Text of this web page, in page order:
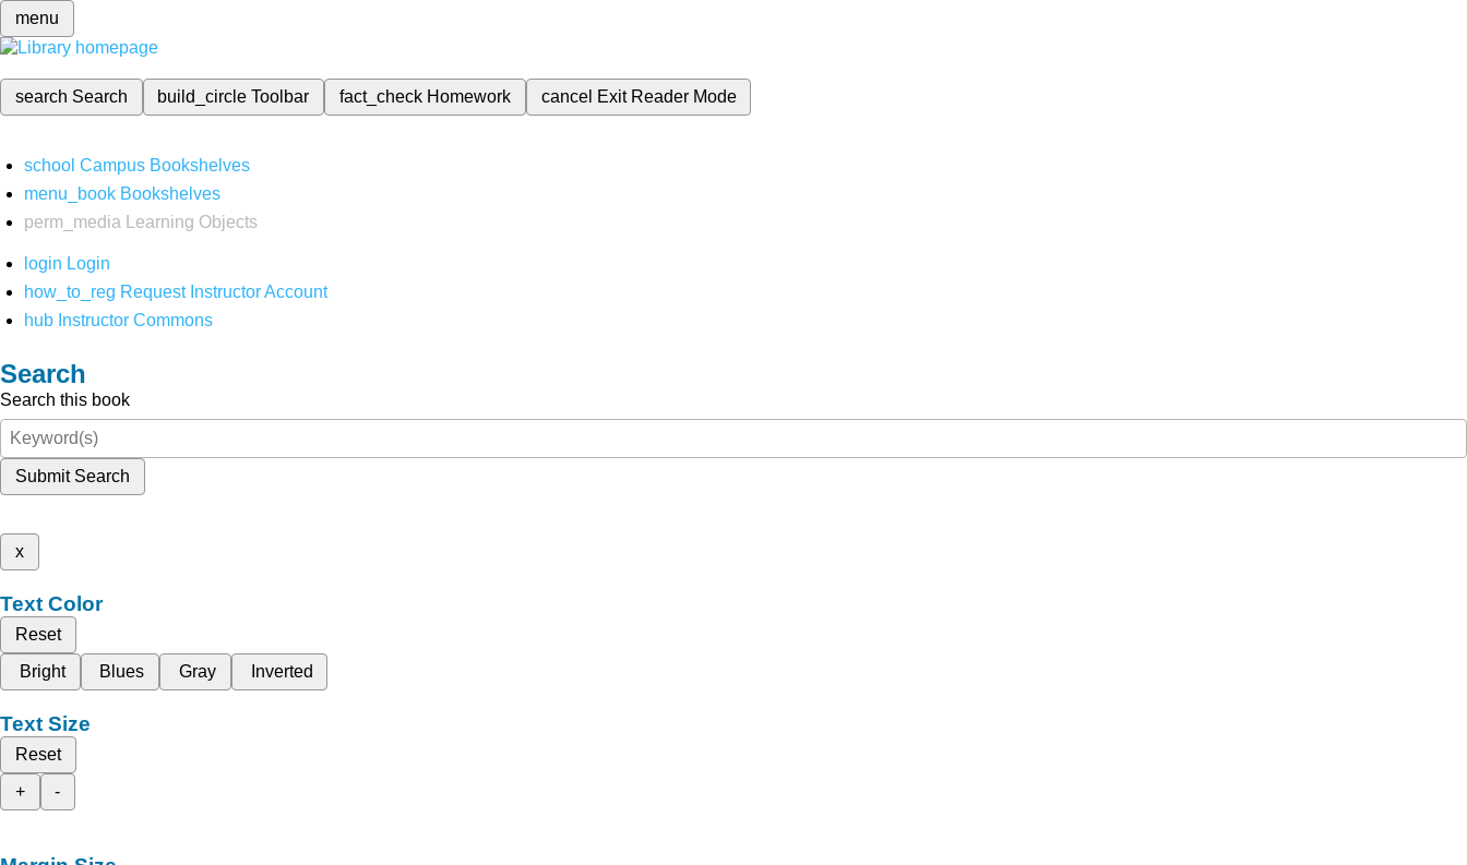
menu
search Search build_circleToolbar fact_check Homework cancel Exit Reader Mode
school Campus Bookshelves
menu_book Bookshelves
perm_media
Learning Objects
login Login
how_to_reg Request Instructor Account
hub Instructor Commons
Search
Search this book
Submit Search
x
Text Color
Reset
Bright
Blues Gray Inverted
Text Size
Reset
+
-